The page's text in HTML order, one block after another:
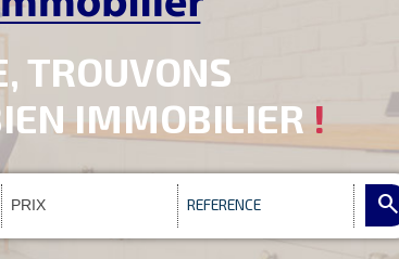
TROUVONS
IMMOBILIER!
search